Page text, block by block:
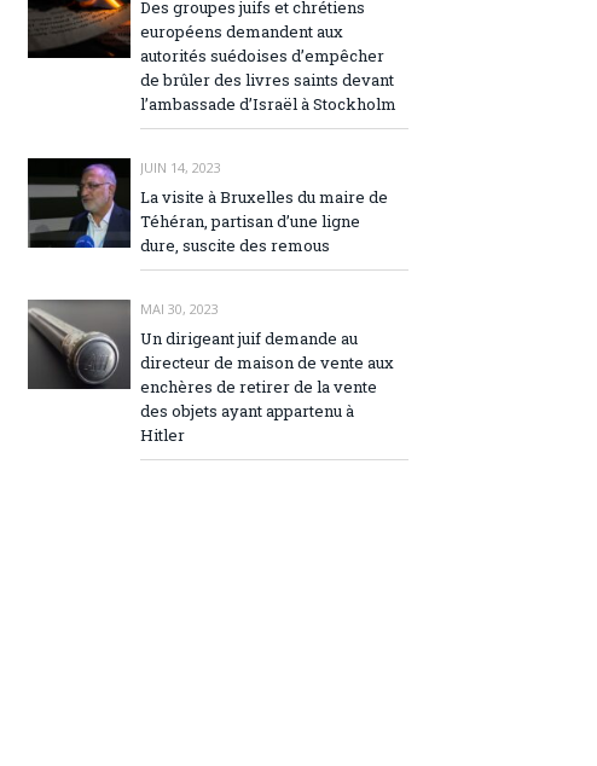
Des groupes juifs et chrétiens
européens demandent aux
autorités suédoises d’empêcher
de brûler des livres saints devant
l’ambassade d’Israël à Stockholm
JUIN 14, 2023
La visite à Bruxelles du maire de
Téhéran, partisan d’une ligne
dure, suscite des remous
MAI 30, 2023
Un dirigeant juif demande au
directeur de maison de vente aux
enchères de retirer de la vente
des objets ayant appartenu à
Hitler